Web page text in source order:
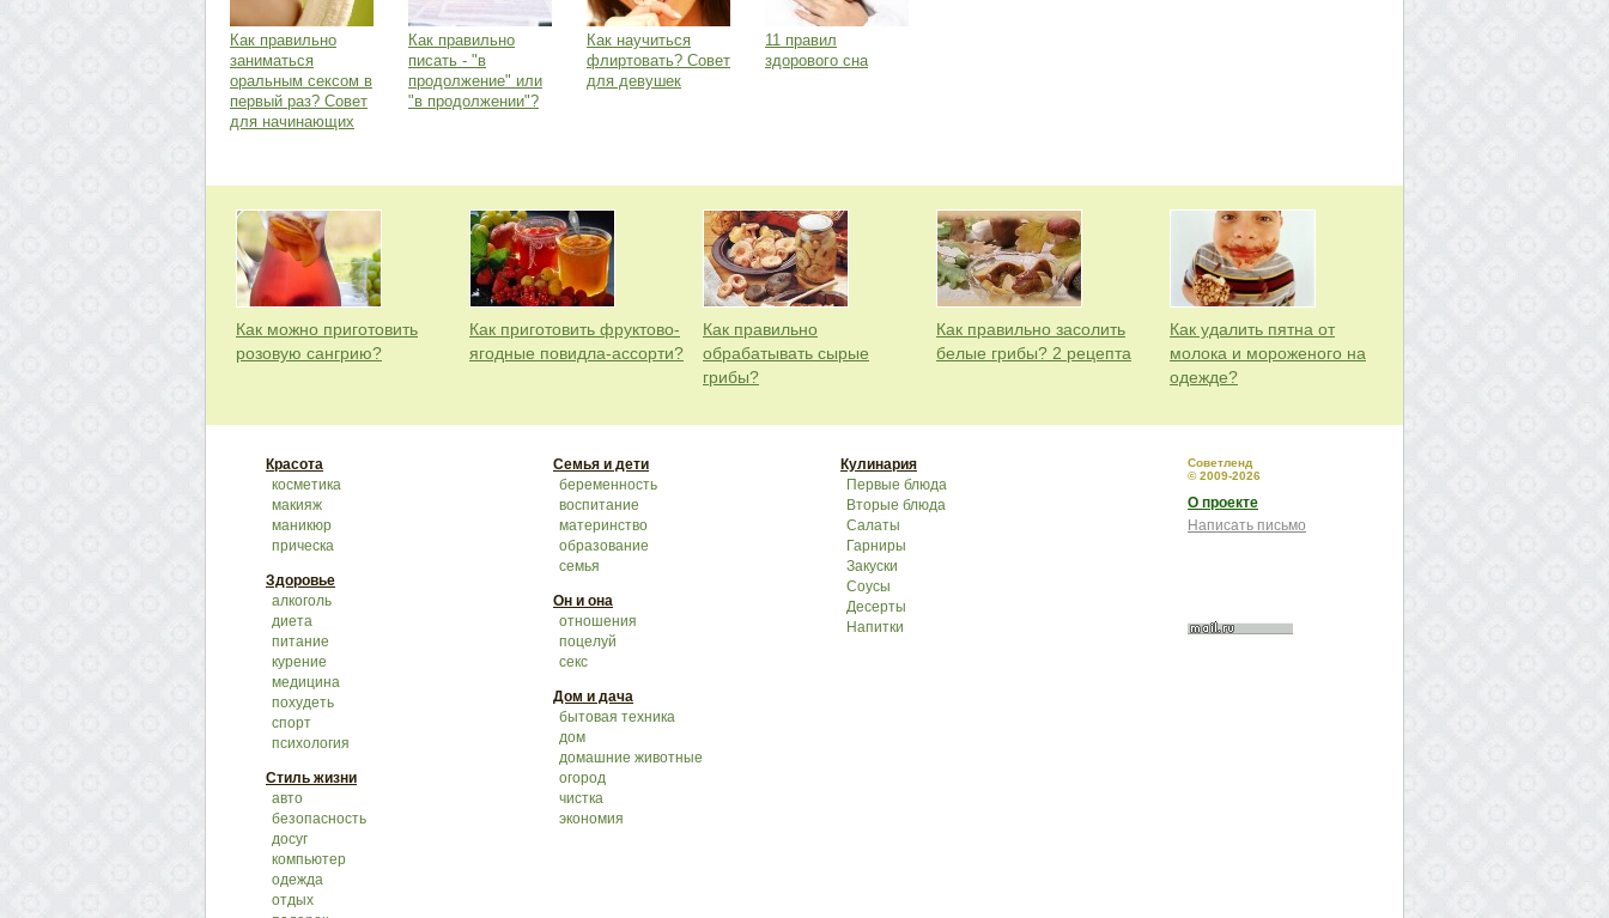
Как правильно
заниматься
оральным сексом в
первый раз? Совет
для начинающих
Как правильно
писать - "в
продолжение" или
"в продолжении"?
Как научиться
флиртовать? Совет
для девушек
11 правил
здорового сна
Как можно приготовить
розовую сангрию?
Как приготовить фруктово-
ягодные повидла-ассорти?
Как правильно
обрабатывать сырые
грибы?
Как правильно засолить
белые грибы? 2 рецепта
Как удалить пятна от
молока и мороженого на
одежде?
Красота
косметика
макияж
маникюр
прическа
Здоровье
алкоголь
диета
питание
курение
медицина
похудеть
спорт
психология
Стиль жизни
авто
безопасность
досуг
компьютер
одежда
отдых
Семья и дети
беременность
воспитание
материнство
образование
семья
Он и она
отношения
поцелуй
секс
Дом и дача
бытовая техника
дом
домашние животные
огород
чистка
экономия
Кулинария
Первые блюда
Вторые блюда
Салаты
Гарниры
Закуски
Соусы
Десерты
Напитки
Советленд
© 2009-2026
О проекте
Написать письмо